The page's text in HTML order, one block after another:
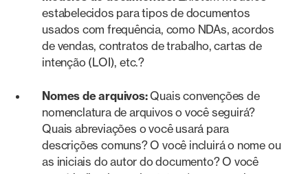
estabelecidos para tipos de documentos
usados com frequência, como NDAs, acordos
de vendas, contratos de trabalho, cartas de
intenção (LOI), etc.?
Nomes de arquivos:Quais convenções de
nomenclatura de arquivos o você seguirá?
Quais abreviações o você usará para
descrições comuns? O você incluirá o nome ou
as iniciais do autor do documento? O você